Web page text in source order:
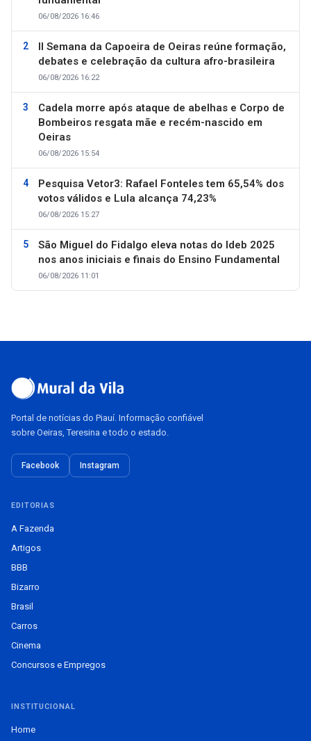
06/08/2026 16:46
II Semana da Capoeira de Oeiras reúne formação,
debates e celebração da cultura afro-brasileira
06/08/2026 16:22
Cadela morre após ataque de abelhas e Corpo de
Bombeiros resgata mãe e recém-nascido em
Oeiras
06/08/2026 15:54
Pesquisa Vetor3: Rafael Fonteles tem 65,54% dos
votos válidos e Lula alcança 74,23%
06/08/2026 15:27
São Miguel do Fidalgo eleva notas do Ideb 2025
nos anos iniciais e finais do Ensino Fundamental
06/08/2026 11:01
Portal de notícias do Piauí. Informação confiável
sobre Oeiras, Teresina e todo o estado.
Facebook Instagram
EDITORIAS
A Fazenda
Artigos
BBB
Bizarro
Brasil
Carros
Cinema
Concursos e Empregos
INSTITUCIONAL
Home